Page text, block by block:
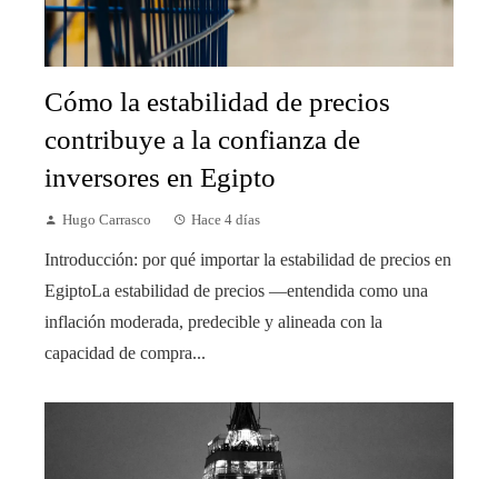
Cómo la estabilidad de precios
contribuye a la confianza de
inversores en Egipto
Hugo Carrasco Hace 4 días
Introducción: por qué importar la estabilidad de precios en
EgiptoLa estabilidad de precios —entendida como una
inflación moderada, predecible y alineada con la
capacidad de compra...